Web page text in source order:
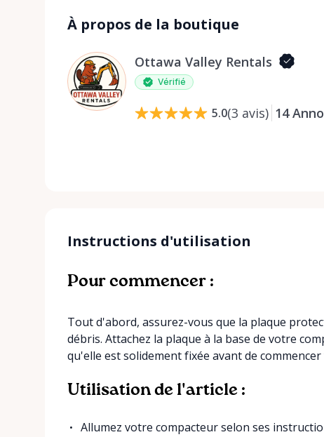
À propos de la boutique
Ottawa Valley Rentals
Vérifié
5.0(3 avis) 14
Instructions d'utilisation
Pour commencer :
Tout d'abord, assurez-vous que la plaque
débris. Attachez la plaque à la base de votre
qu'elle est solidement fixée avant de
Utilisation de l'article :
Allumez votre compacteur selon ses